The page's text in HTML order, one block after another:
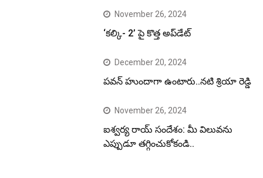
November 26, 2024
‘కల్కి- 2’ పై కొత్త అప్‌డేట్
December 20, 2024
పవన్ హుందాగా ఉంటారు..నటి శ్రియా రెడ్డి
November 26, 2024
ఐశ్వర్య రాయ్ సందేశం: మీ విలువను
ఎప్పుడూ తగ్గించుకోకండి..